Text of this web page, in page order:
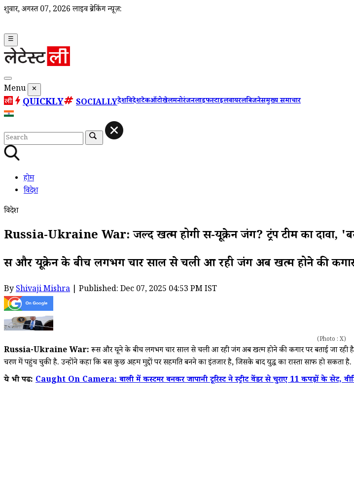
शुक्रवार, अगस्त 07, 2026 लाइव ब्रेकिंग न्यूज़:
☰
Menu ✕
QUICKLY SOCIALLYदेशविदेशटेकऑटोखेलमनोरंजनलाइफस्टाइलवायरलबिजनेसमुख्य समाचार
होम
विदेश
विदेश
Russia-Ukraine War: जल्द खत्म होगी रूस-यूक्रेन जंग? ट्रंप टीम का दावा,
रूस और यूक्रेन के बीच लगभग चार साल से चली आ रही जंग अब खत्म होने की कगार
ByShivaji Mishra | Published: Dec 07, 2025 04:53 PM IST
(Photo : X)
Russia-Ukraine War:रूस और यूक्रेन के बीच लगभग चार साल से चली आ रही जंग अब खत्म होने की कगार पर बताई जा रही
चरण में पहुंच चुकी है. उन्होंने कहा कि बस कुछ अहम मुद्दों पर सहमति बनने का इंतजार है, जिसके बाद युद्ध का रास्ता साफ हो सकता है.
ये भी पढें: Caught On Camera: बाली में कस्टमर बनकर जापानी टूरिस्ट ने स्ट्रीट वेंडर से चुराए 11 कपड़ों के सेट,